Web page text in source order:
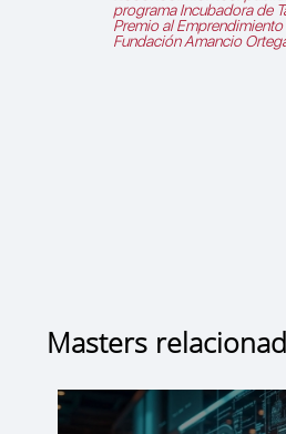
programa Incubadora de
Premio al
Fundación Amancio
Masters